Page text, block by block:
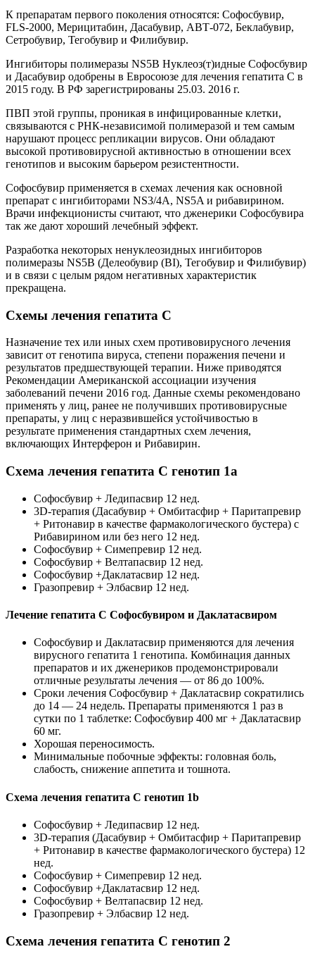
К препаратам первого поколения относятся: Софосбувир,
FLS-2000, Мерицитабин, Дасабувир, АВТ-072, Беклабувир,
Сетробувир, Тегобувир и Филибувир.
Ингибиторы полимеразы NS5В Нуклеоз(т)идные Софосбувир
и Дасабувир одобрены в Евросоюзе для лечения гепатита С в
2015 году. В РФ зарегистрированы 25.03. 2016 г.
ПВП этой группы, проникая в инфицированные клетки,
связываются с РНК-независимой полимеразой и тем самым
нарушают процесс репликации вирусов. Они обладают
высокой противовирусной активностью в отношении всех
генотипов и высоким барьером резистентности.
Софосбувир применяется в схемах лечения как основной
препарат с ингибиторами NS3/4A, NS5A и рибавирином.
Врачи инфекционисты считают, что дженерики Софосбувира
так же дают хороший лечебный эффект.
Разработка некоторых ненуклеозидных ингибиторов
полимеразы NS5B (Делеобувир (BI), Тегобувир и Филибувир)
и в связи с целым рядом негативных характеристик
прекращена.
Схемы лечения гепатита С
Назначение тех или иных схем противовирусного лечения
зависит от генотипа вируса, степени поражения печени и
результатов предшествующей терапии. Ниже приводятся
Рекомендации Американской ассоциации изучения
заболеваний печени 2016 год. Данные схемы рекомендовано
применять у лиц, ранее не получивших противовирусные
препараты, у лиц с неразвившейся устойчивостью в
результате применения стандартных схем лечения,
включающих Интерферон и Рибавирин.
Схема лечения гепатита С генотип 1а
Софосбувир + Ледипасвир 12 нед.
3D-терапия (Дасабувир + Омбитасфир + Паритапревир
+ Ритонавир в качестве фармакологического бустера) с
Рибавирином или без него 12 нед.
Софосбувир + Симепревир 12 нед.
Софосбувир + Велтапасвир 12 нед.
Софосбувир +Даклатасвир 12 нед.
Гразопревир + Элбасвир 12 нед.
Лечение гепатита С Софосбувиром и Даклатасвиром
Софосбувир и Даклатасвир применяются для лечения
вирусного гепатита 1 генотипа. Комбинация данных
препаратов и их дженериков продемонстрировали
отличные результаты лечения — от 86 до 100%.
Сроки лечения Софосбувир + Даклатасвир сократились
до 14 — 24 недель. Препараты применяются 1 раз в
сутки по 1 таблетке: Софосбувир 400 мг + Даклатасвир
60 мг.
Хорошая переносимость.
Минимальные побочные эффекты: головная боль,
слабость, снижение аппетита и тошнота.
Схема лечения гепатита С генотип 1b
Софосбувир + Ледипасвир 12 нед.
3D-терапия (Дасабувир + Омбитасфир + Паритапревир
+ Ритонавир в качестве фармакологического бустера) 12
нед.
Софосбувир + Симепревир 12 нед.
Софосбувир +Даклатасвир 12 нед.
Софосбувир + Велтапасвир 12 нед.
Гразопревир + Элбасвир 12 нед.
Схема лечения гепатита С генотип 2